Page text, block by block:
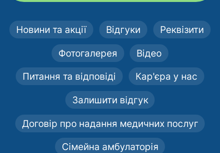
Новини та акції Відгуки Реквізити
Фотогалерея Відео
Питання та відповіді Кар'єра у нас
Залишити відгук
Договір про надання медичних послуг
Сімейна амбулаторія